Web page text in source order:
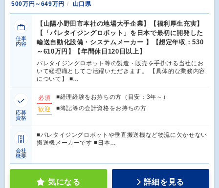
500万円～649万円
山口県
仕事
内容
【山陽小野田市本社の地場大手企業】【福利厚生充実】
【「パレタイジングロボット」を日本で最初に開発した
輸送自動化設備・システムメーカー 】【想定年収：530
～610万円】【年間休日120日以上】
パレタイジングロボット等の製造・販売を手掛ける当社にお
いて経理職としてご活躍いただきます。 【具体的な業務内容
について】 ■…
応募
資格
必須
■経理経験をお持ちの方（目安：3年～）
歓迎
■簿記等の会計資格をお持ちの方
会社
概要
■パレタイジングロボットや垂直搬送機など物流に欠かせない
搬送機メーカーです ■日本…
気になる 詳細を見る